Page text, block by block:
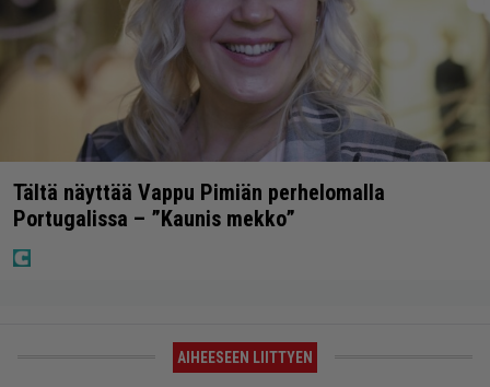
Tältä näyttää Vappu Pimiän perhelomalla
Portugalissa – ”Kaunis mekko”
AIHEESEEN LIITTYEN